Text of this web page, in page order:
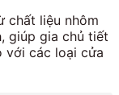
chất liệu nhôm
giúp gia chủ tiết
với các loại cửa